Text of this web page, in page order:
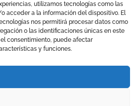
utilizamos tecnologías como las
acceder a la información del dispositivo. El
nos permitirá procesar datos como
o las identificaciones únicas en este
consentimiento, puede afectar
y funciones.